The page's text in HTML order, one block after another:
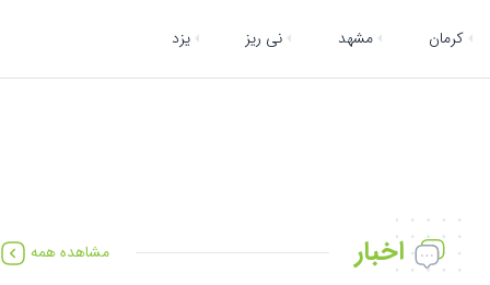
کرمان مشهد نی ریز یزد
اخبار مشاهده همه